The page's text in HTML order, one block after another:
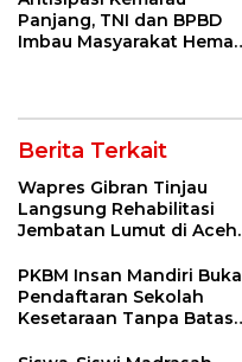
Panjang, TNI dan BPBD
Imbau Masyarakat Hemat
Berita Terkait
Wapres Gibran Tinjau
Langsung Rehabilitasi
Jembatan Lumut di Aceh
Konektivitas Pulih Cepat
PKBM Insan Mandiri Buka
Pendaftaran Sekolah
Kesetaraan Tanpa Batas